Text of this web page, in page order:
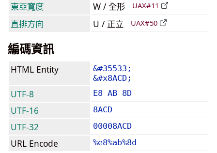
東亞寬度
W / 全形 UAX#11
直排方向 U / 正立 UAX#50
編碼資訊
HTML Entity
&#35533;
&#x8ACD;
UTF-8 E8 AB 8D
UTF-16 8ACD
UTF-32 00008ACD
URL Encode %e8%ab%8d